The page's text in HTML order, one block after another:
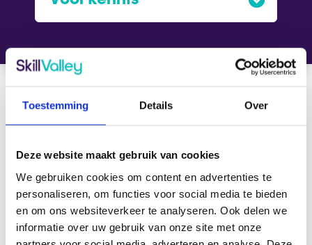
Toestemming Details Over
Deze website maakt gebruik van cookies
We gebruiken cookies om content en advertenties te
personaliseren, om functies voor social media te bieden
en om ons websiteverkeer te analyseren. Ook delen we
informatie over uw gebruik van onze site met onze
[ Maatwerk is onze standaard ]
Schrijf je nu in